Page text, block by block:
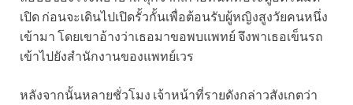
เปิด ก่อนจะเดินไปเปิดรั้วกั้นเพื่อต้อนรับผู้หญิงสูงวัยคนหนึ่ง
เข้ามา โดยเขาอ้างว่าเธอมาขอพบแพทย์ จึงพาเธอเข็นรถ
เข้าไปยังสำนักงานของแพทย์เวร
หลังจากนั้นหลายชั่วโมง เจ้าหน้าที่รายดังกล่าวสังเกตว่า